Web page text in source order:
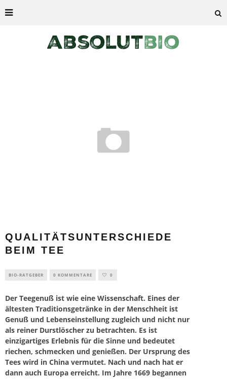
QUALITÄTSUNTERSCHIEDE
BEIM TEE
BIO-RATGEBER 0 KOMMENTARE 0
Der Teegenuß ist wie eine Wissenschaft. Eines der
ältesten Traditionsgetränke in der Menschheit ist
Genuß und Lebenseinstellung zugleich und nicht nur
als reiner Durstlöscher zu betrachten. Es ist
einzigartiges Erlebnis für die Sinne und bedeutet
riechen, schmecken und genießen. Der Ursprung des
Tees wird in China vermutet. Nach und nach hat er
dann auch Europa erreicht. Im Jahre 1669 begannen